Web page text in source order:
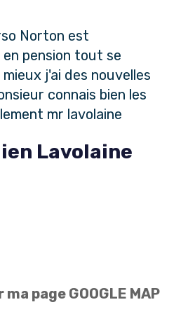
Norton est
pension tout se
j'ai des nouvelles
connais bien les
mr lavolaine
Lavolaine
page GOOGLE MAP